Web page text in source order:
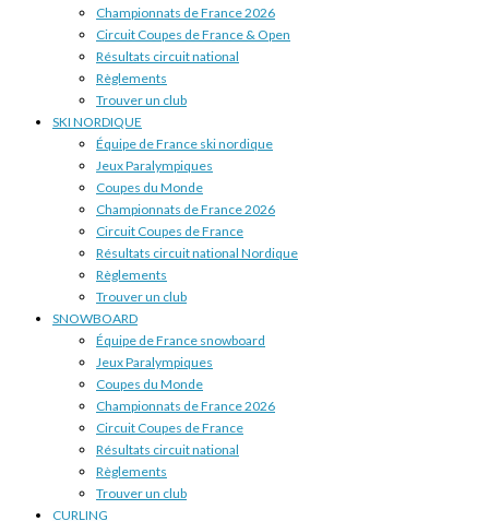
Championnats de France 2026
Circuit Coupes de France & Open
Résultats circuit national
Règlements
Trouver un club
SKI NORDIQUE
Équipe de France ski nordique
Jeux Paralympiques
Coupes du Monde
Championnats de France 2026
Circuit Coupes de France
Résultats circuit national Nordique
Règlements
Trouver un club
SNOWBOARD
Équipe de France snowboard
Jeux Paralympiques
Coupes du Monde
Championnats de France 2026
Circuit Coupes de France
Résultats circuit national
Règlements
Trouver un club
CURLING